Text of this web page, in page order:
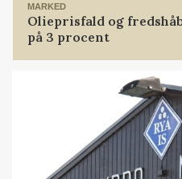
MARKED
Olieprisfald og
på 3 procent